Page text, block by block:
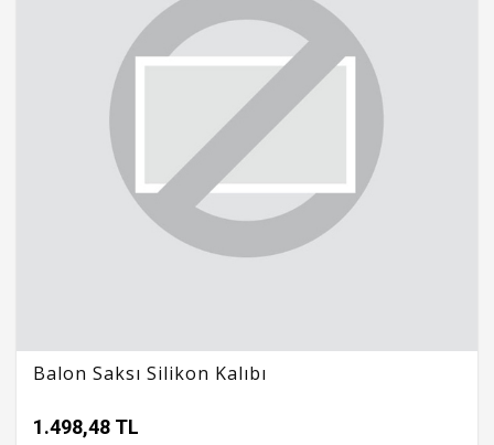
Balon Saksı Silikon Kalıbı
1.498,48 TL